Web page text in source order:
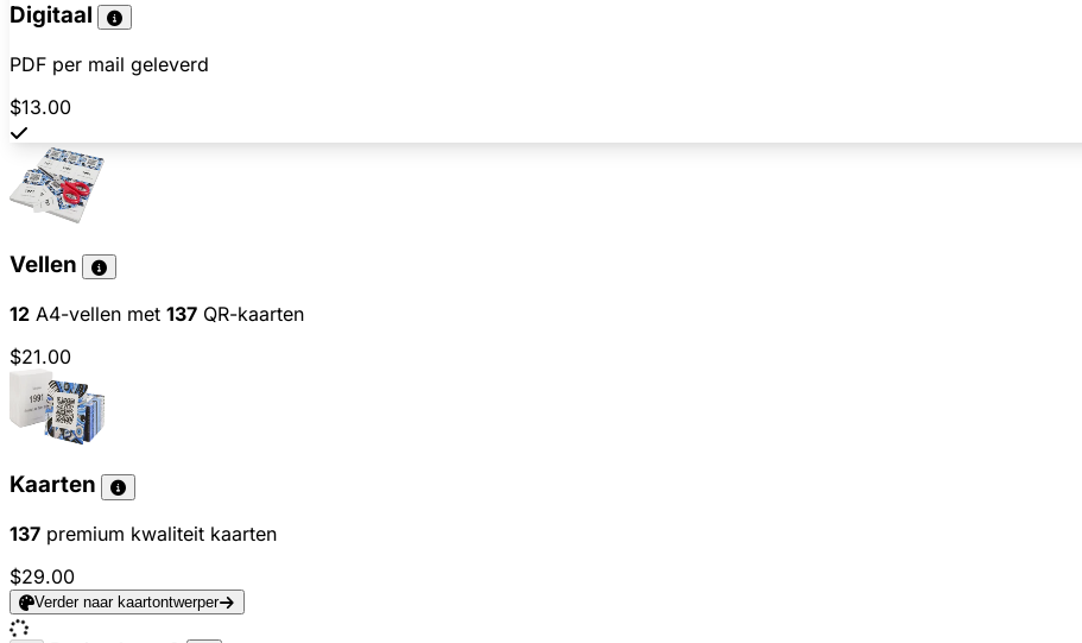
Digitaal
PDF per mail geleverd
$13.00
Vellen
12 A4-vellen met 137 QR-kaarten
$21.00
Kaarten
137 premium kwaliteit kaarten
$29.00
Verder naar kaartontwerper